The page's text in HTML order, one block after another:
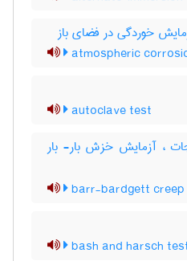
خوردگی در فضای باز
atmospheric
autoclave test
، آزمایش خزش بار- بار
barr-bardgett
bash and harsch